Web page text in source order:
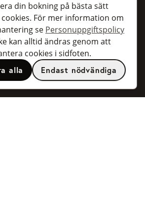
Medlemmar i Svenska
BankID
din bokning på bästa sätt
För mer information om
se Personuppgiftspolicy
kan alltid ändras genom att
cookies i sidfoten.
alla Endast nödvändiga